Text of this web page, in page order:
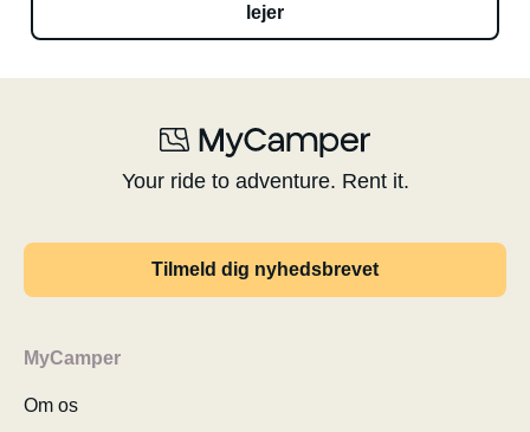
lejer
Your ride to adventure. Rent it.
Tilmeld dig nyhedsbrevet
MyCamper
Om os